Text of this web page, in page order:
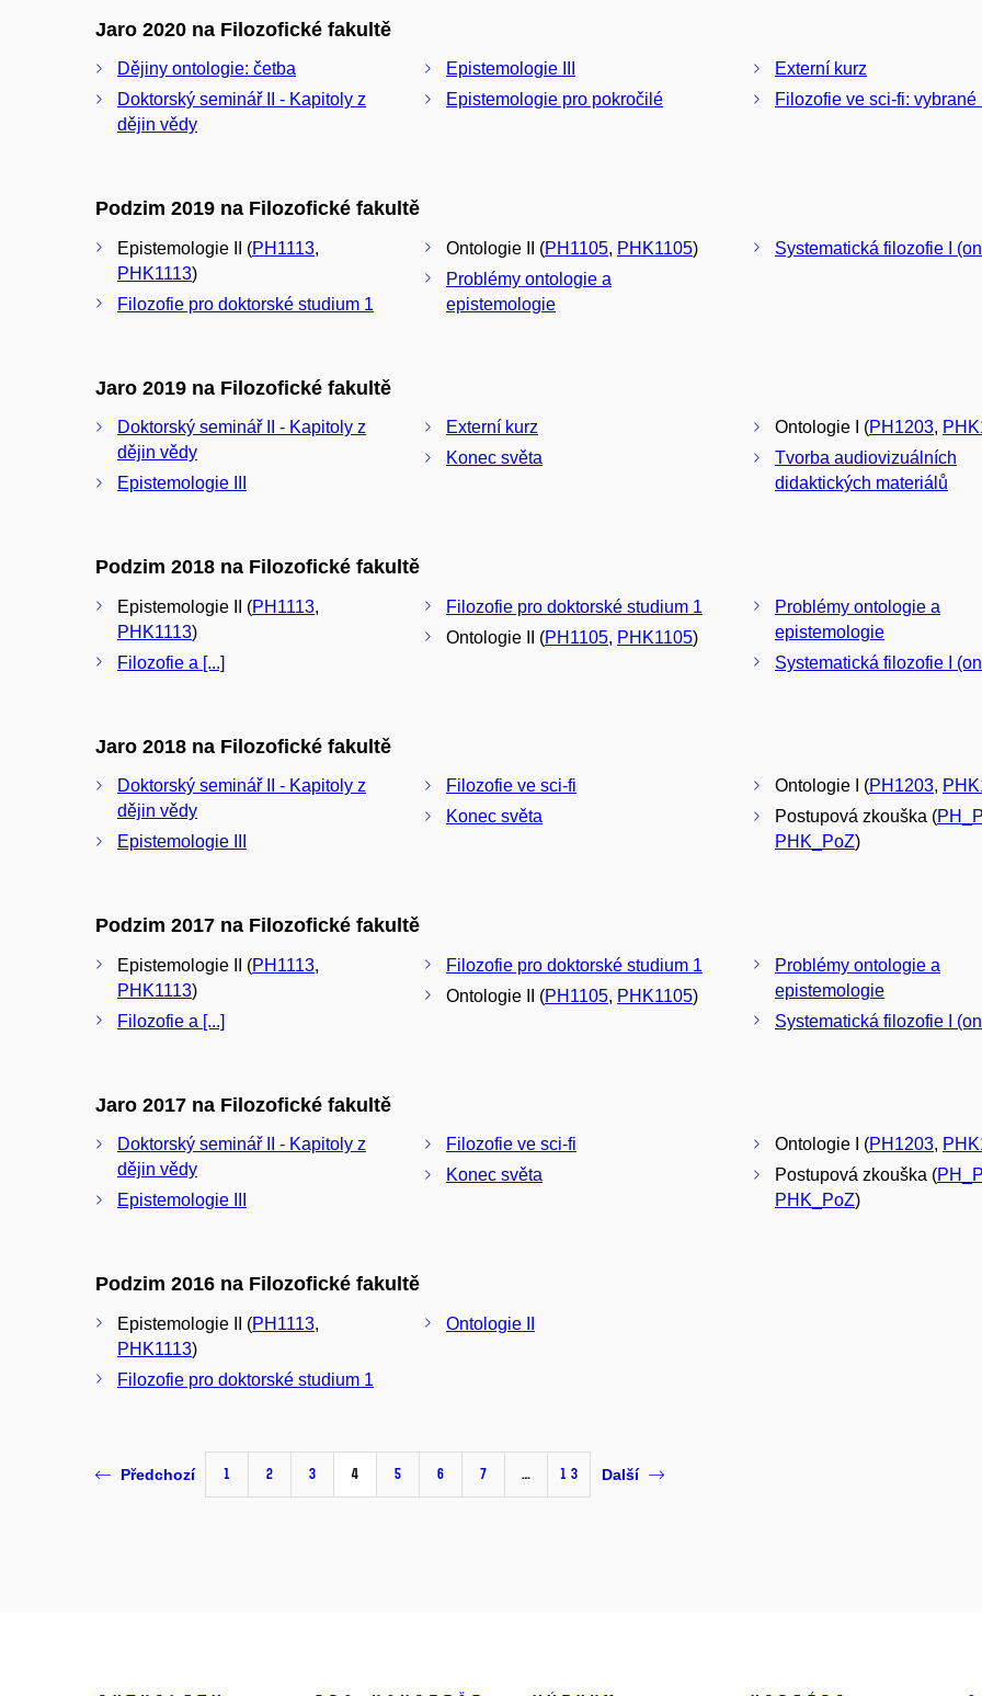
Jaro 2020 na Filozofické fakultě
Dějiny ontologie: četba
Doktorský seminář II - Kapitoly z
dějin vědy
Epistemologie III
Epistemologie pro pokročilé
Externí kurz
Filozofie ve sci-fi: vybrané
Podzim 2019 na Filozofické fakultě
Epistemologie II (PH1113,
PHK1113)
Filozofie pro doktorské studium 1
Ontologie II (PH1105, PHK1105)
Problémy ontologie a
epistemologie
Systematická filozofie I
Jaro 2019 na Filozofické fakultě
Doktorský seminář II - Kapitoly z
dějin vědy
Epistemologie III
Externí kurz
Konec světa
Ontologie I (PH1203,
Tvorba audiovizuálních
didaktických materiálů
Podzim 2018 na Filozofické fakultě
Epistemologie II (PH1113,
PHK1113)
Filozofie a [...]
Filozofie pro doktorské studium 1
Ontologie II (PH1105, PHK1105)
Problémy ontologie a
epistemologie
Systematická filozofie I
Jaro 2018 na Filozofické fakultě
Doktorský seminář II - Kapitoly z
dějin vědy
Epistemologie III
Filozofie ve sci-fi
Konec světa
Ontologie I (PH1203,
Postupová zkouška (
PHK_PoZ)
Podzim 2017 na Filozofické fakultě
Epistemologie II (PH1113,
PHK1113)
Filozofie a [...]
Filozofie pro doktorské studium 1
Ontologie II (PH1105, PHK1105)
Problémy ontologie a
epistemologie
Systematická filozofie I
Jaro 2017 na Filozofické fakultě
Doktorský seminář II - Kapitoly z
dějin vědy
Epistemologie III
Filozofie ve sci-fi
Konec světa
Ontologie I (PH1203,
Postupová zkouška (
PHK_PoZ)
Podzim 2016 na Filozofické fakultě
Epistemologie II (PH1113,
PHK1113)
Filozofie pro doktorské studium 1
Ontologie II
Předchozí 1 2 3 4 5 6 7 … 13 Další